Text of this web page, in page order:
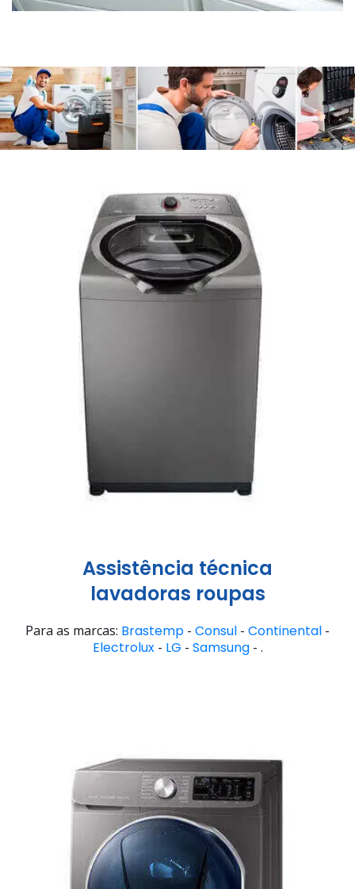
Assistência técnica
lavadoras roupas
Para as marcas: Brastemp - Consul - Continental -
Electrolux- LG - Samsung- .